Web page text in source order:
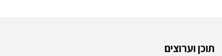
תוכן וערוצים